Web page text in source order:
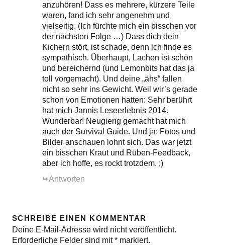
anzuhören! Dass es mehrere, kürzere Teile
waren, fand ich sehr angenehm und
vielseitig. (Ich fürchte mich ein bisschen vor
der nächsten Folge …) Dass dich dein
Kichern stört, ist schade, denn ich finde es
sympathisch. Überhaupt, Lachen ist schön
und bereichernd (und Lemonbits hat das ja
toll vorgemacht). Und deine „ähs“ fallen
nicht so sehr ins Gewicht. Weil wir’s gerade
schon von Emotionen hatten: Sehr berührt
hat mich Jannis Leseerlebnis 2014.
Wunderbar! Neugierig gemacht hat mich
auch der Survival Guide. Und ja: Fotos und
Bilder anschauen lohnt sich. Das war jetzt
ein bisschen Kraut und Rüben-Feedback,
aber ich hoffe, es rockt trotzdem. ;)
Antworten
SCHREIBE EINEN KOMMENTAR
Deine E-Mail-Adresse wird nicht veröffentlicht.
Erforderliche Felder sind mit*markiert.